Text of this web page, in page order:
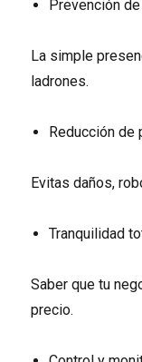
Prevención
La simple
ladrones.
Reducción de
Evitas daños,
Tranquilidad
Saber que tu
precio.